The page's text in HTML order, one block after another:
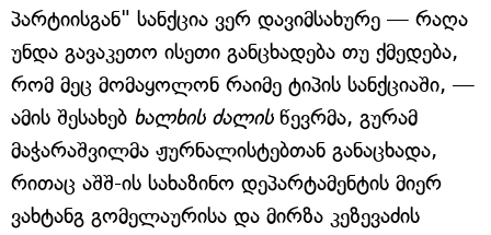
პარტიისგან" სანქცია ვერ დავიმსახურე — რაღა
უნდა გავაკეთო ისეთი განცხადება თუ ქმედება,
რომ მეც მომაყოლონ რაიმე ტიპის სანქციაში, —
ამის შესახებ ხალხის ძალისწევრმა, გურამ
მაჭარაშვილმა ჟურნალისტებთან განაცხადა,
რითაც აშშ-ის სახაზინო დეპარტამენტის მიერ
ვახტანგ გომელაურისა და მირზა კეზევაძის